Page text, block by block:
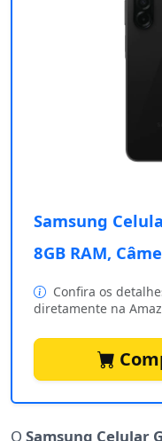
Samsung
8GB RAM,
Confira os
diretamente na
O Samsung Celular